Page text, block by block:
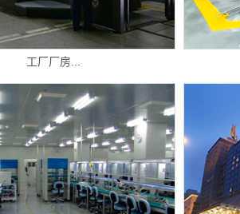
工厂厂房...